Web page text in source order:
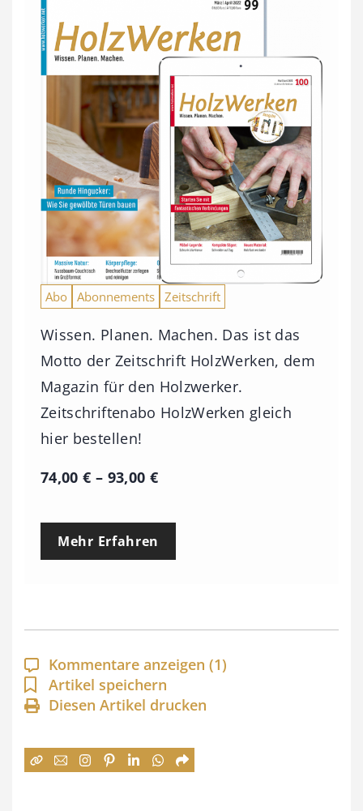
Abo Abonnements Zeitschrift
Wissen. Planen. Machen. Das ist das
Motto der Zeitschrift HolzWerken, dem
Magazin für den Holzwerker.
Zeitschriftenabo HolzWerken gleich
hier bestellen!
74,00€ – 93,00 €P
e
p
a
n
n
:
Mehr Erfahren
Kommentare anzeigen (1)
Artikel speichern
Diesen Artikel drucken